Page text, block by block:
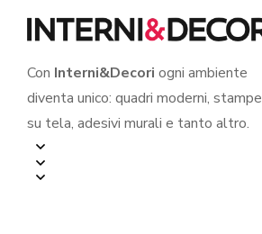
Con Interni&Decori ogni ambiente
diventa unico: quadri moderni, stampe
su tela, adesivi murali e tanto altro.